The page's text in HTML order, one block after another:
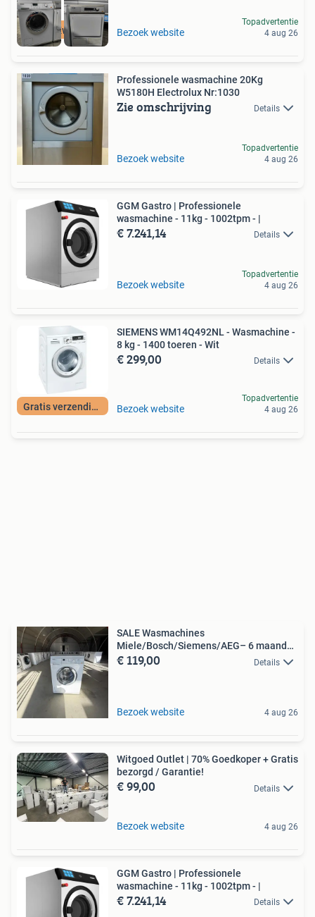
Hoge Kwaliteit Bezoek website
Topadvertentie
4 aug 26
Professionele wasmachine 20Kg
W5180H Electrolux Nr:1030
Zie omschrijving Details
Bezoek website
Topadvertentie
4 aug 26
GGM Gastro | Professionele
wasmachine - 11kg - 1002tpm - |
€ 7.241,14 Details
Bezoek website
Topadvertentie
4 aug 26
Gratis verzending
SIEMENS WM14Q492NL - Wasmachine -
8 kg - 1400 toeren - Wit
€ 299,00 Details
Bezoek website
Topadvertentie
4 aug 26
SALE Wasmachines
Miele/Bosch/Siemens/AEG– 6 maanden
garantie
€ 119,00 Details
Bezoek website 4 aug 26
Witgoed Outlet | 70% Goedkoper + Gratis
bezorgd / Garantie!
€ 99,00 Details
Bezoek website 4 aug 26
GGM Gastro | Professionele
wasmachine - 11kg - 1002tpm - |
€ 7.241,14 Details